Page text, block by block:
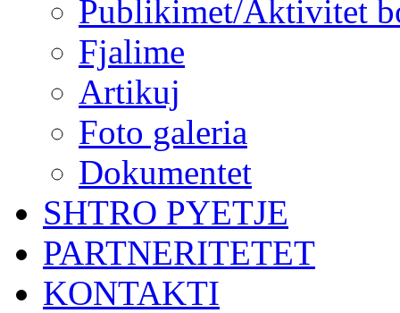
Publikimet/Aktivitet
Fjalime
Artikuj
Foto galeria
Dokumentet
SHTRO PYETJE
PARTNERITETET
KONTAKTI